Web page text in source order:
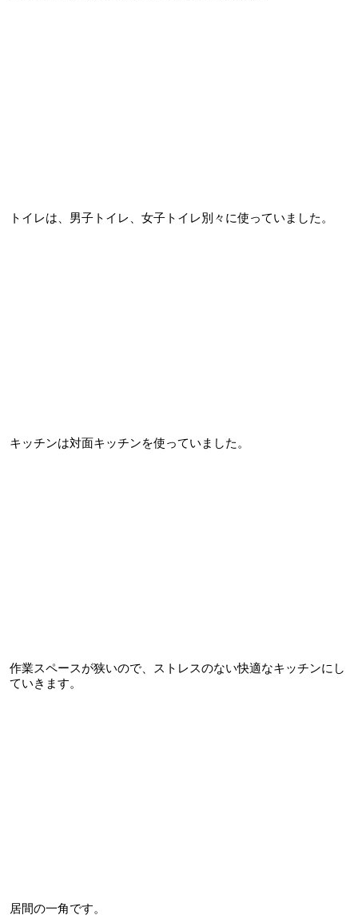
トイレは、男子トイレ、女子トイレ別々に使っていました。
キッチンは対面キッチンを使っていました。
作業スペースが狭いので、ストレスのない快適なキッチンにし
ていきます。
居間の一角です。